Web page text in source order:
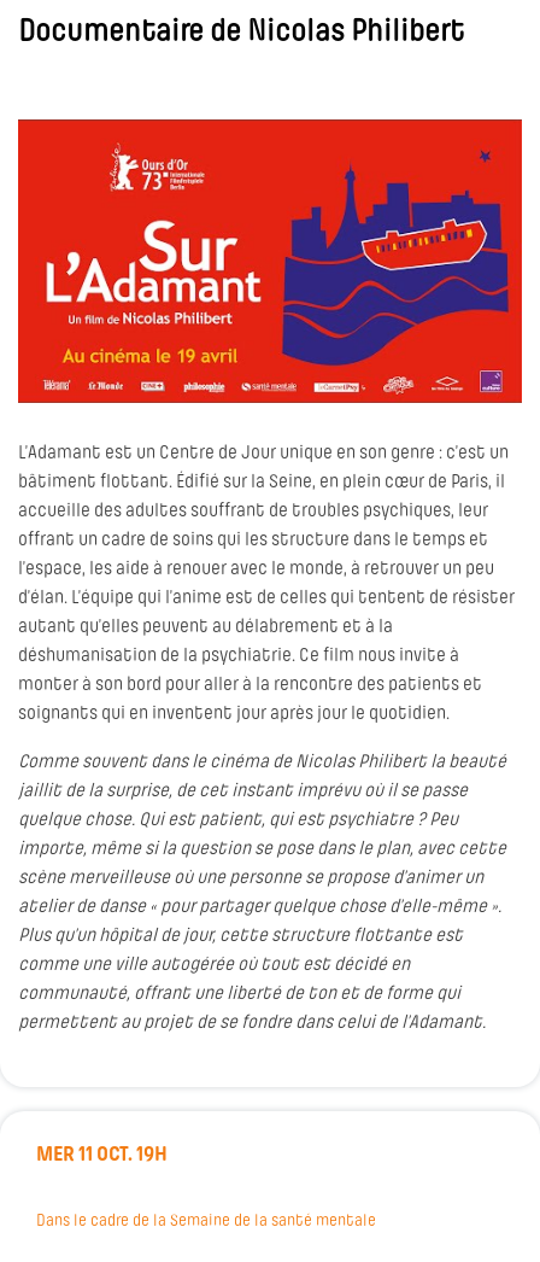
Documentaire de Nicolas Philibert
L’Adamant est un Centre de Jour unique en son genre : c’est un
bâtiment flottant. Édifié sur la Seine, en plein cœur de Paris, il
accueille des adultes souffrant de troubles psychiques, leur
offrant un cadre de soins qui les structure dans le temps et
l’espace, les aide à renouer avec le monde, à retrouver un peu
d’élan. L’équipe qui l’anime est de celles qui tentent de résister
autant qu’elles peuvent au délabrement et à la
déshumanisation de la psychiatrie. Ce film nous invite à
monter à son bord pour aller à la rencontre des patients et
soignants qui en inventent jour après jour le quotidien.
Comme souvent dans le cinéma de Nicolas Philibert la beauté
jaillit de la surprise, de cet instant imprévu où il se passe
quelque chose. Qui est patient, qui est psychiatre ? Peu
importe, même si la question se pose dans le plan, avec cette
scène merveilleuse où une personne se propose d’animer un
atelier de danse « pour partager quelque chose d’elle-même ».
Plus qu’un hôpital de jour, cette structure flottante est
comme une ville autogérée où tout est décidé en
communauté, offrant une liberté de ton et de forme qui
permettent au projet de se fondre dans celui de l’Adamant.
MER 11 OCT. 19H
Dans le cadre de la Semaine de la santé mentale